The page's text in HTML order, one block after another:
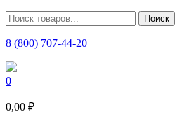
8 (800) 707-44-20
0
0,00 ₽